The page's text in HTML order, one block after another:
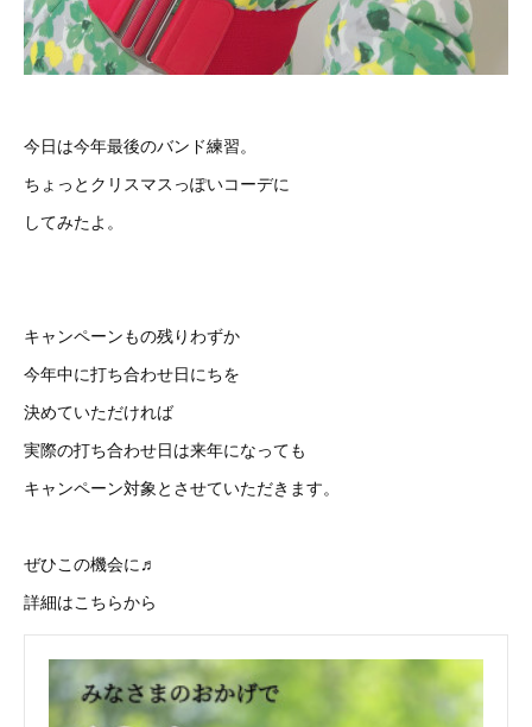
今日は今年最後のバンド練習。
ちょっとクリスマスっぽいコーデに
してみたよ。
キャンペーンもの残りわずか
今年中に打ち合わせ日にちを
決めていただければ
実際の打ち合わせ日は来年になっても
キャンペーン対象とさせていただきます。
ぜひこの機会に♬
詳細はこちらから